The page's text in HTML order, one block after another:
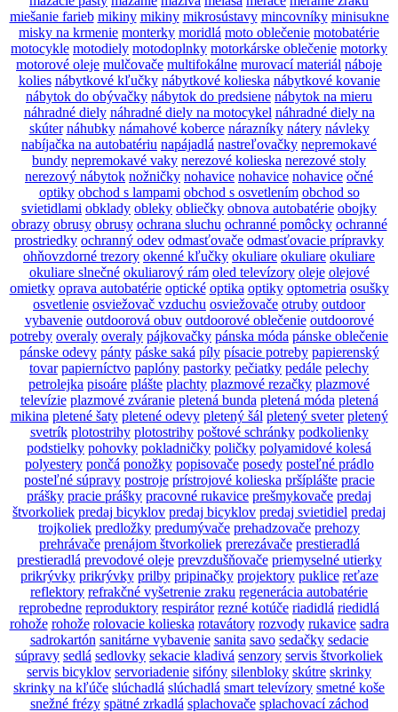
miešanie farieb mikiny mikiny mikrosústavy mincovníky minisukne
misky na krmenie monterky moridlá moto oblečenie motobatérie
motocykle motodiely motodoplnky motorkárske oblečenie motorky
motorové oleje mulčovače multifokálne murovací materiál náboje
kolies nábytkové kľučky nábytkové kolieska nábytkové kovanie
nábytok do obývačky nábytok do predsiene nábytok na mieru
náhradné diely náhradné diely na motocykel náhradné diely na
skúter náhubky námahové koberce nárazníky nátery návleky
nabíjačka na autobatériu napájadlá nastreľovačky nepremokavé
bundy nepremokavé vaky nerezové kolieska nerezové stoly
nerezový nábytok nožničky nohavice nohavice nohavice očné
optiky obchod s lampami obchod s osvetlením obchod so
svietidlami obklady obleky obliečky obnova autobatérie obojky
obrazy obrusy obrusy ochrana sluchu ochranné pomôcky ochranné
prostriedky ochranný odev odmasťovače odmasťovacie prípravky
ohňovzdorné trezory okenné kľučky okuliare okuliare okuliare
okuliare slnečné okuliarový rám oled televízory oleje olejové
omietky oprava autobatérie optické optika optiky optometria osušky
osvetlenie osviežovač vzduchu osviežovače otruby outdoor
vybavenie outdoorová obuv outdoorové oblečenie outdoorové
potreby overaly overaly pájkovačky pánska móda pánske oblečenie
pánske odevy pánty páske saká píly písacie potreby papierenský
tovar papierníctvo paplóny pastorky pečiatky pedále pelechy
petrolejka pisoáre plášte plachty plazmové rezačky plazmové
televízie plazmové zváranie pletená bunda pletená móda pletená
mikina pletené šaty pletené odevy pletený šál pletený sveter pletený
svetrík plotostrihy plotostrihy poštové schránky podkolienky
podstielky pohovky pokladničky poličky polyamidové kolesá
polyestery pončá ponožky popisovače posedy posteľné prádlo
posteľné súpravy postroje prístrojové kolieska pršíplášte pracie
prášky pracie prášky pracovné rukavice prešmykovače predaj
štvorkoliek predaj bicyklov predaj bicyklov predaj svietidiel predaj
trojkoliek predložky predumývače prehadzovače prehozy
prehrávače prenájom štvorkoliek prerezávače prestieradlá
prestieradlá prevodové oleje prevzdušňovače priemyselné utierky
prikrývky prikrývky prilby pripinačky projektory puklice reťaze
reflektory refrakčné vyšetrenie zraku regenerácia autobatérie
reprobedne reproduktory respirátor rezné kotúče riadidlá riedidlá
rohože rohože rolovacie kolieska rotavátory rozvody rukavice sadra
sadrokartón sanitárne vybavenie sanita savo sedačky sedacie
súpravy sedlá sedlovky sekacie kladivá senzory servis štvorkoliek
servis bicyklov servoriadenie sifóny silenbloky skútre skrinky
skrinky na kľúče slúchadlá slúchadlá smart televízory smetné koše
snežné frézy spätné zrkadlá splachovače splachovací záchod